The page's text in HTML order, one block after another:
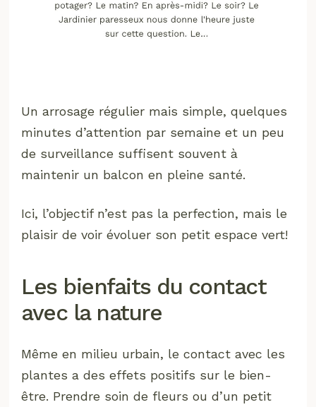
Un arrosage régulier mais simple, quelques
minutes d’attention par semaine et un peu
de surveillance suffisent souvent à
maintenir un balcon en pleine santé.
Ici, l’objectif n’est pas la perfection, mais le
plaisir de voir évoluer son petit espace vert!
Les bienfaits du contact
avec la nature
Même en milieu urbain, le contact avec les
plantes a des effets positifs sur le bien-
être. Prendre soin de fleurs ou d’un petit